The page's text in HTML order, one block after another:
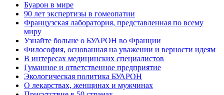
Буарон в мире
90 лет экспертизы в гомеопатии
Французская лаборатория, представленная по всему
миру
Узнайте больше о БУАРОН во Франции
Философия, основанная на уважении и верности идеям
В интересах медицинских специалистов
Гуманное и ответственное предприятие
Экологическая политика БУАРОН
О лекарствах, женщинах и мужчинах